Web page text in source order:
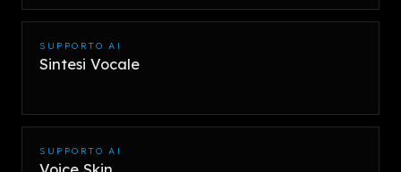
SUPPORTO AI
Sintesi Vocale
SUPPORTO AI